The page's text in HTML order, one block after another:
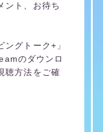
ント、お待ち
グトーク+」
のダウンロ
聴方法をご確